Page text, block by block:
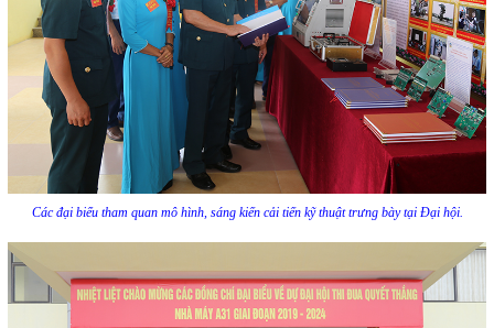
Các đại biểu tham quan mô hình, sáng kiến cải tiến kỹ thuật trưng bày tại Đại hội.